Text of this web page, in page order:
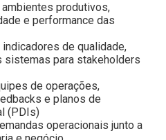
produtivos,
e performance das
de qualidade,
sistemas para stakeholders
de operações,
e planos de
(PDIs)
operacionais junto a